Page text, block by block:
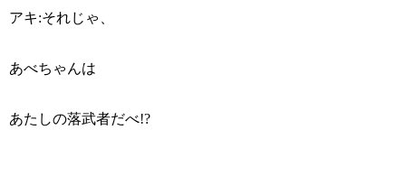
アキ:それじゃ、
あべちゃんは
あたしの落武者だべ!?